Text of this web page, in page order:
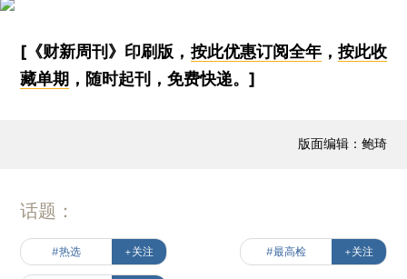
[《财新周刊》印刷版， 按此优惠订阅全年， 按此收
藏单期 ，随时起刊，免费快递。]
版面编辑：鲍琦
话题：
#热选 +关注 #最高检 +关注